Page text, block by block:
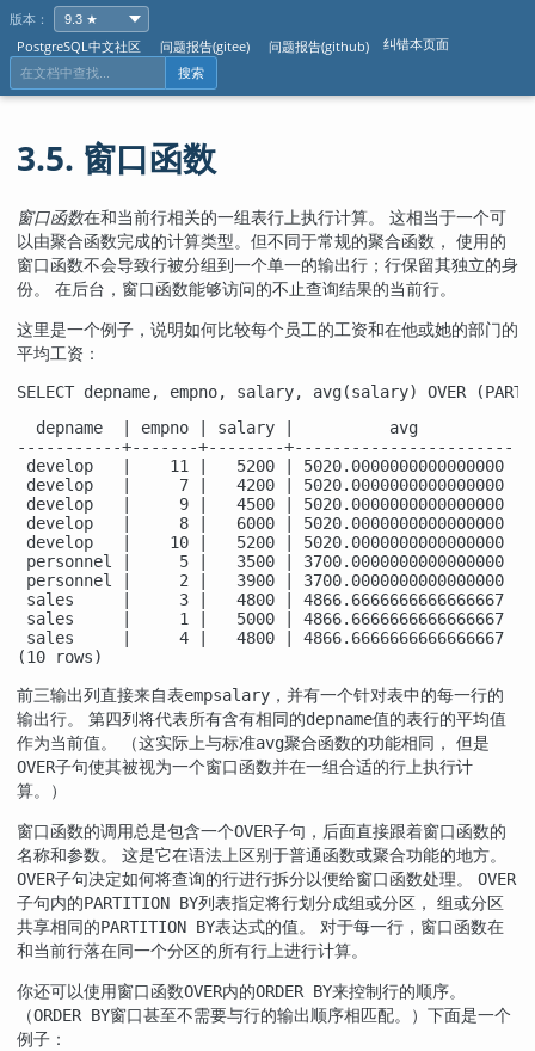
版本：
PostgreSQL中文社区
问题报告(gitee) 问题报告(github) 纠错本页面
搜索
3.5. 窗口函数
窗口函数在和当前行相关的一组表行上执行计算。 这相当于一个可
以由聚合函数完成的计算类型。但不同于常规的聚合函数， 使用的
窗口函数不会导致行被分组到一个单一的输出行；行保留其独立的身
份。 在后台，窗口函数能够访问的不止查询结果的当前行。
这里是一个例子，说明如何比较每个员工的工资和在他或她的部门的
平均工资：
SELECT depname, empno, salary, avg(salary) OVER
  depname  | empno | salary |          avg
-----------+-------+--------+-----------------------
develop   |    11 |   5200 | 5020.0000000000000000
develop   |     7 |   4200 | 5020.0000000000000000
develop   |     9 |   4500 | 5020.0000000000000000
develop   |     8 |   6000 | 5020.0000000000000000
develop   |    10 |   5200 | 5020.0000000000000000
personnel |     5 |   3500 | 3700.0000000000000000
personnel |     2 |   3900 | 3700.0000000000000000
sales     |     3 |   4800 | 4866.6666666666666667
sales     |     1 |   5000 | 4866.6666666666666667
sales     |     4 |   4800 | 4866.6666666666666667
(10 rows)
前三输出列直接来自表empsalary ，并有一个针对表中的每一行的
输出行。 第四列将代表所有含有相同的depname值的表行的平均值
作为当前值。 （这实际上与标准avg聚合函数的功能相同， 但是
OVER子句使其被视为一个窗口函数并在一组合适的行上执行计
算。）
窗口函数的调用总是包含一个OVER子句，后面直接跟着窗口函数的
名称和参数。 这是它在语法上区别于普通函数或聚合功能的地方。
OVER子句决定如何将查询的行进行拆分以便给窗口函数处理。 OVER
子句内的PARTITION BY列表指定将行划分成组或分区， 组或分区
共享相同的PARTITION BY表达式的值。 对于每一行，窗口函数在
和当前行落在同一个分区的所有行上进行计算。
你还可以使用窗口函数OVER内的ORDER BY来控制行的顺序。
（ORDER BY窗口甚至不需要与行的输出顺序相匹配。）下面是一个
例子：